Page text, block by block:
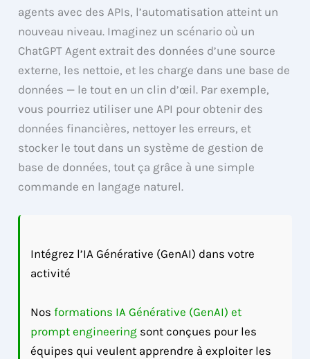
agents avec des APIs, l’automatisation atteint un
nouveau niveau. Imaginez un scénario où un
ChatGPT Agent extrait des données d’une source
externe, les nettoie, et les charge dans une base de
données — le tout en un clin d’œil. Par exemple,
vous pourriez utiliser une API pour obtenir des
données financières, nettoyer les erreurs, et
stocker le tout dans un système de gestion de
base de données, tout ça grâce à une simple
commande en langage naturel.
Intégrez l’IA Générative (GenAI) dans votre
activité
Nosformations IA Générative (GenAI) et
prompt engineering sont conçues pour les
équipes qui veulent apprendre à exploiter les